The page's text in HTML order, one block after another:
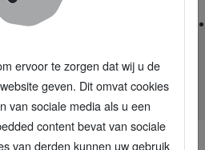
onderlaag ter wereld
ervoor te zorgen dat wij u de
geven. Dit omvat cookies
van sociale media als u een
content bevat van sociale
van derden kunnen uw gebruik